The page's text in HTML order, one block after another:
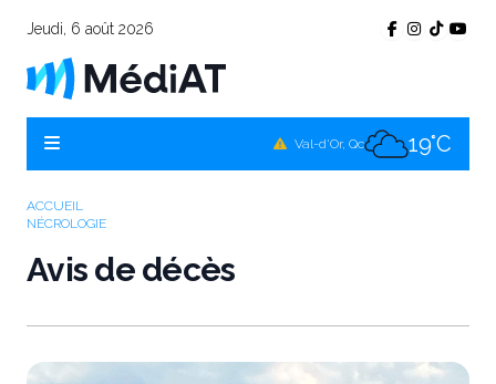
Jeudi, 6 août 2026
Val-d'Or, Qc 19°C
ACCUEIL
NÉCROLOGIE
Avis de décès